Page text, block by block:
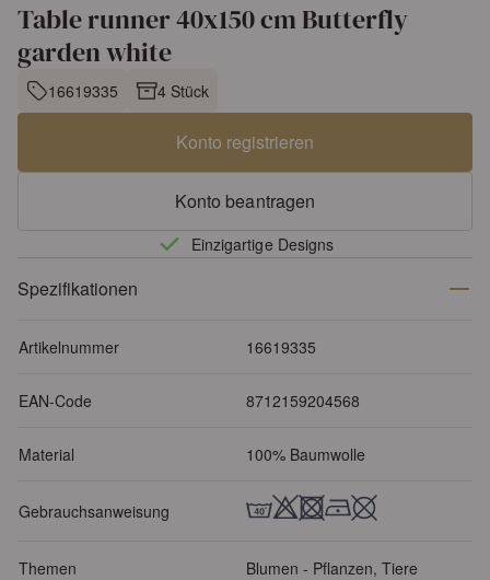
Table runner 40x150 cm Butterfly
garden white
16619335 4 Stück
Konto registrieren
Konto beantragen
Einzigartige Designs
Spezifikationen
Artikelnummer 16619335
EAN-Code 8712159204568
Material 100% Baumwolle
Gebrauchsanweisung
Themen Blumen - Pflanzen, Tiere